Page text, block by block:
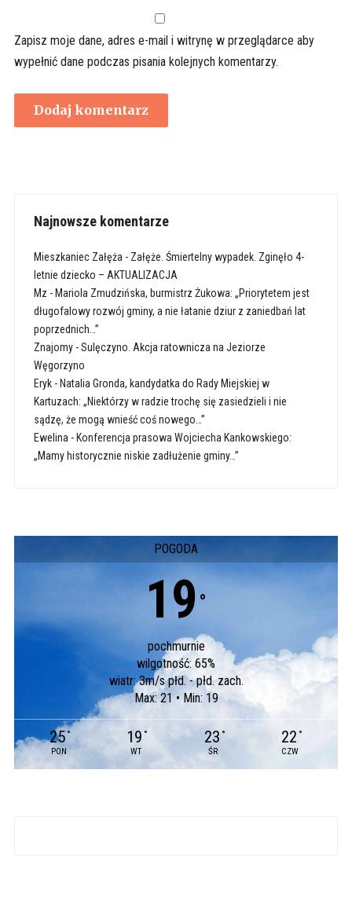
Zapisz moje dane, adres e-mail i witrynę w przeglądarce aby
wypełnić dane podczas pisania kolejnych komentarzy.
Najnowsze komentarze
Mieszkaniec Załęża- Załęże. Śmiertelny wypadek. Zginęło 4-
letnie dziecko – AKTUALIZACJA
Mz - Mariola Zmudzińska, burmistrz Żukowa: „Priorytetem jest
długofalowy rozwój gminy, a nie łatanie dziur z zaniedbań lat
poprzednich…”
Znajomy-Sulęczyno. Akcja ratownicza na Jeziorze
Węgorzyno
Eryk- Natalia Gronda, kandydatka do Rady Miejskiej w
Kartuzach: „Niektórzy w radzie trochę się zasiedzieli i nie
sądzę, że mogą wnieść coś nowego…”
Ewelina- Konferencja prasowa Wojciecha Kankowskiego:
„Mamy historycznie niskie zadłużenie gminy…”
POGODA
19 °
pochmurnie
wilgotność: 65%
wiatr: 3m/s płd. - płd. zach.
Max: 21 • Min: 19
25 °
PON
19 °
WT
23 °
ŚR
22 °
CZW